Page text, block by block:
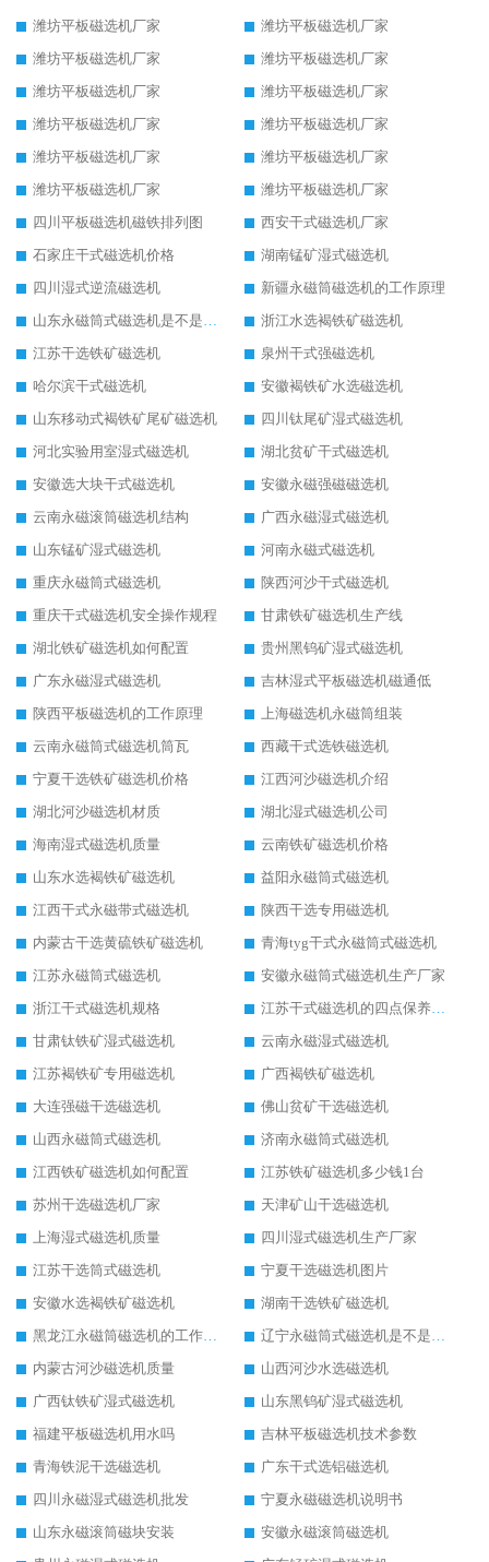
潍坊平板磁选机厂家
潍坊平板磁选机厂家
潍坊平板磁选机厂家
潍坊平板磁选机厂家
潍坊平板磁选机厂家
潍坊平板磁选机厂家
潍坊平板磁选机厂家
潍坊平板磁选机厂家
潍坊平板磁选机厂家
潍坊平板磁选机厂家
潍坊平板磁选机厂家
潍坊平板磁选机厂家
四川平板磁选机磁铁排列图
西安干式磁选机厂家
石家庄干式磁选机价格
湖南锰矿湿式磁选机
四川湿式逆流磁选机
新疆永磁筒磁选机的工作原理
山东永磁筒式磁选机是不是强磁
浙江水选褐铁矿磁选机
江苏干选铁矿磁选机
泉州干式强磁选机
哈尔滨干式磁选机
安徽褐铁矿水选磁选机
山东移动式褐铁矿尾矿磁选机
四川钛尾矿湿式磁选机
河北实验用室湿式磁选机
湖北贫矿干式磁选机
安徽选大块干式磁选机
安徽永磁强磁磁选机
云南永磁滚筒磁选机结构
广西永磁湿式磁选机
山东锰矿湿式磁选机
河南永磁式磁选机
重庆永磁筒式磁选机
陕西河沙干式磁选机
重庆干式磁选机安全操作规程
甘肃铁矿磁选机生产线
湖北铁矿磁选机如何配置
贵州黑钨矿湿式磁选机
广东永磁湿式磁选机
吉林湿式平板磁选机磁通低
陕西平板磁选机的工作原理
上海磁选机永磁筒组装
云南永磁筒式磁选机筒瓦
西藏干式选铁磁选机
宁夏干选铁矿磁选机价格
江西河沙磁选机介绍
湖北河沙磁选机材质
湖北湿式磁选机公司
海南湿式磁选机质量
云南铁矿磁选机价格
山东水选褐铁矿磁选机
益阳永磁筒式磁选机
江西干式永磁带式磁选机
陕西干选专用磁选机
内蒙古干选黄硫铁矿磁选机
青海tyg干式永磁筒式磁选机
江苏永磁筒式磁选机
安徽永磁筒式磁选机生产厂家
浙江干式磁选机规格
江苏干式磁选机的四点保养秘籍
甘肃钛铁矿湿式磁选机
云南永磁湿式磁选机
江苏褐铁矿专用磁选机
广西褐铁矿磁选机
大连强磁干选磁选机
佛山贫矿干选磁选机
山西永磁筒式磁选机
济南永磁筒式磁选机
江西铁矿磁选机如何配置
江苏铁矿磁选机多少钱1台
苏州干选磁选机厂家
天津矿山干选磁选机
上海湿式磁选机质量
四川湿式磁选机生产厂家
江苏干选筒式磁选机
宁夏干选磁选机图片
安徽水选褐铁矿磁选机
湖南干选铁矿磁选机
黑龙江永磁筒磁选机的工作原理
辽宁永磁筒式磁选机是不是强磁
内蒙古河沙磁选机质量
山西河沙水选磁选机
广西钛铁矿湿式磁选机
山东黑钨矿湿式磁选机
福建平板磁选机用水吗
吉林平板磁选机技术参数
青海铁泥干选磁选机
广东干式选铝磁选机
四川永磁湿式磁选机批发
宁夏永磁磁选机说明书
山东永磁滚筒磁块安装
安徽永磁滚筒磁选机